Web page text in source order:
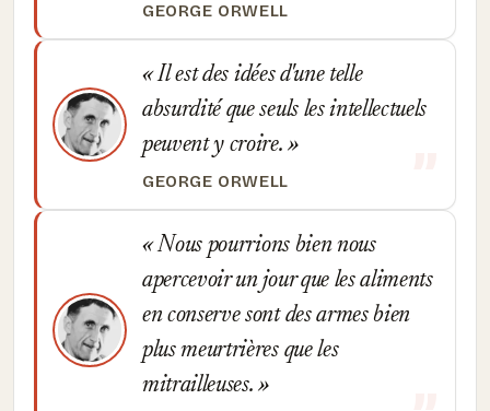
GEORGE ORWELL
Il est des idées d'une telle
absurdité que seuls les intellectuels
peuvent y croire.
GEORGE ORWELL
Nous pourrions bien nous
apercevoir un jour que les aliments
en conserve sont des armes bien
plus meurtrières que les
mitrailleuses.